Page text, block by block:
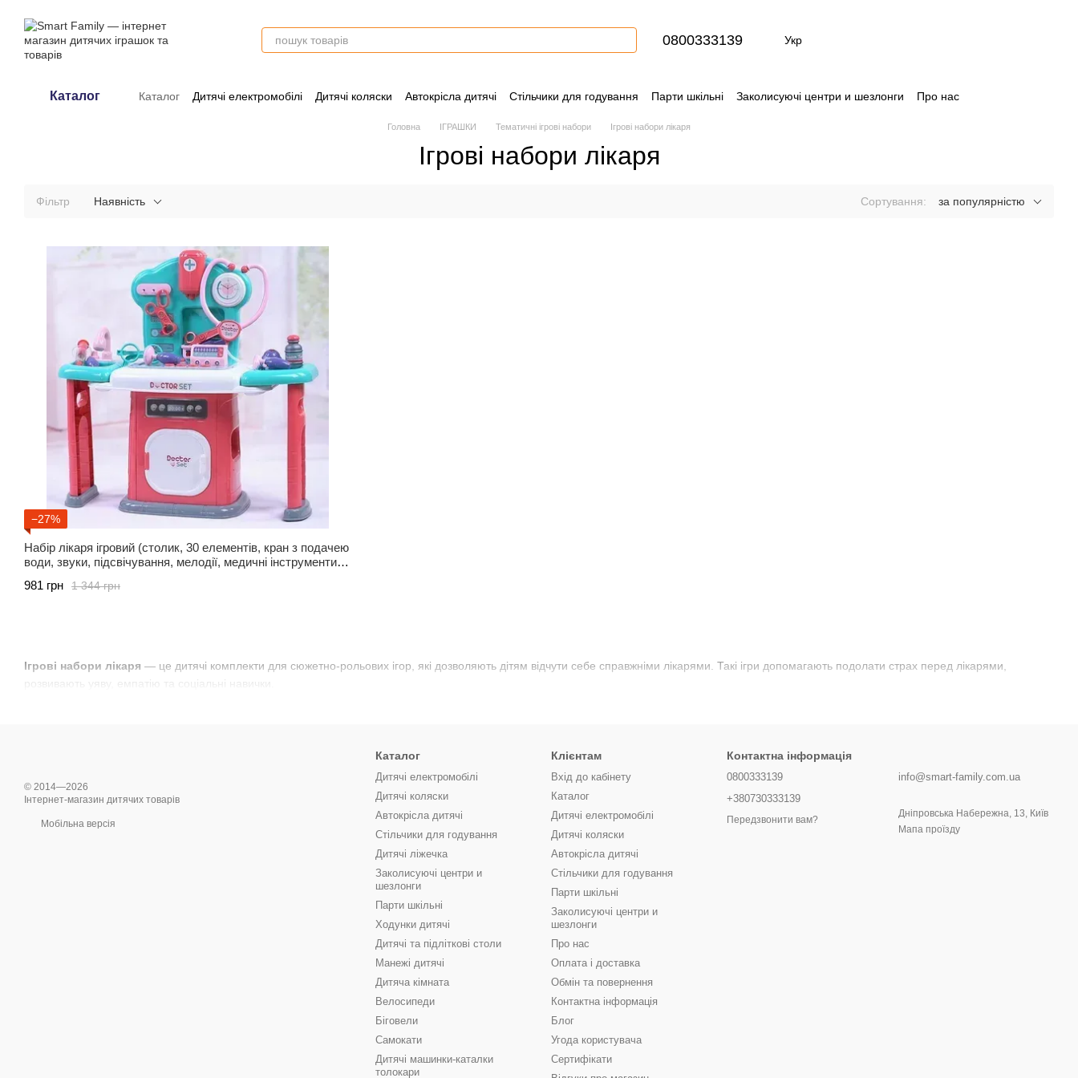
0800333139 Укр
Каталог Каталог Дитячі електромобілі Дитячі коляски Автокрісла дитячі Стільчики для годування Парти шкільні Заколисуючі центри и шезлонги
Про нас
Головна ІГРАШКИ Тематичні ігрові набори Ігрові набори лікаря
Ігрові набори лікаря
Фільтр Наявність Сортування: за популярністю
Ігрові набори лікаря — це дитячі комплекти для сюжетно-рольових ігор, які дозволяють дітям відчути себе справжніми лікарями. Такі ігри допомагають подолати страх перед лікарями,
розвивають уяву, емпатію та соціальні навички.
−27%
Набір лікаря ігровий (столик, 30 елементів, кран з подачею
води, звуки, підсвічування, мелодії, медичні інструменти)
1 344 грн
981 грн
© 2014—2026
Інтернет-магазин дитячих товарів
Мобільна версія
Каталог
Дитячі електромобілі
Дитячі коляски
Автокрісла дитячі
Стільчики для годування
Дитячі ліжечка
Заколисуючі центри и
шезлонги
Парти шкільні
Ходунки дитячі
Дитячі та підліткові столи
Манежі дитячі
Дитяча кімната
Велосипеди
Біговели
Самокати
Дитячі машинки-каталки
толокари
Клієнтам
Вхід до кабінету
Каталог
Дитячі електромобілі
Дитячі коляски
Автокрісла дитячі
Стільчики для годування
Парти шкільні
Заколисуючі центри и
шезлонги
Про нас
Оплата і доставка
Обмін та повернення
Контактна інформація
Блог
Угода користувача
Сертифікати
Контактна інформація
0800333139
+380730333139
Передзвонити вам?
info@smart-family.com.ua
Дніпровська Набережна, 13, Київ
Мапа проїзду